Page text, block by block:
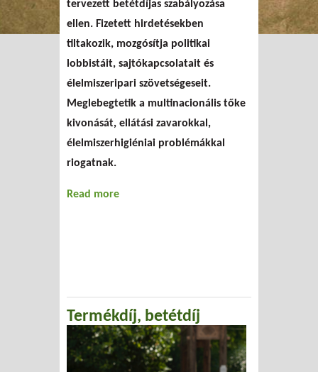
tervezett betétdíjas szabályozása
ellen. Fizetett hirdetésekben
tiltakozik, mozgósítja politikai
lobbistáit, sajtókapcsolatait és
élelmiszeripari szövetségeseit.
Meglebegtetik a multinacionális tőke
kivonását, ellátási zavarokkal,
élelmiszerhigiéniai problémákkal
riogatnak.
Read more
Termékdíj, betétdíj